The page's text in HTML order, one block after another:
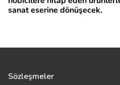
sanat eserine dönüşecek.
Sözleşmeler